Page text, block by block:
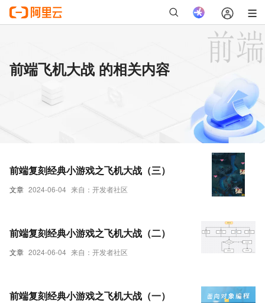
前端飞机大战 的相关内容
文章 2024-06-04 来自：开发者社区
前端复刻经典小游戏之飞机大战（三）
文章 2024-06-04 来自：开发者社区
前端复刻经典小游戏之飞机大战（二）
前端复刻经典小游戏之飞机大战（一）